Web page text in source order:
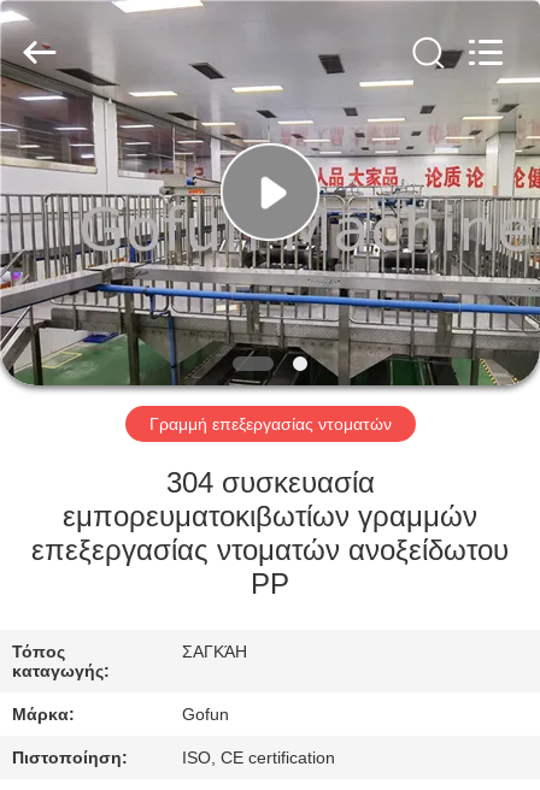
ΣΠΊΤΙ
ΠΡΟΪΌΝΤΑ
ΒΊΝΤΕΟ
ΕΜΦΆΝΙΣΗ
VR
ΕΜΕΊΣ
ΠΟΙΟΤΙΚΌΣ
ΈΛΕΓΧΟΣ
Gofun
Machinery
Ltd..
All
Rights
Reserved.
Γραμμή επεξεργασίας ντοματών
304 συσκευασία
εμπορευματοκιβωτίων γραμμών
επεξεργασίας ντοματών ανοξείδωτου
PP
Τόπος
καταγωγής:
ΣΑΓΚΆΗ
Μάρκα: Gofun
Πιστοποίηση: ISO, CE certification